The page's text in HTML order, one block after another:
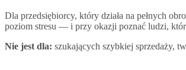
Dla przedsiębiorcy, który działa na pełnych
poziom stresu — i przy okazji poznać ludzi,
Nie jest dla: szukających szybkiej sprzedaży,